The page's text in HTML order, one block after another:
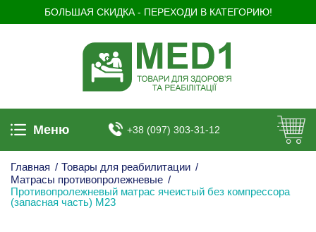
БОЛЬШАЯ СКИДКА - ПЕРЕХОДИ В КАТЕГОРИЮ!
Меню +38 (097) 303-31-12
Главная / Товары для реабилитации /
Матрасы противопролежневые /
Противопролежневый матрас ячеистый без компрессора
(запасная часть) M23